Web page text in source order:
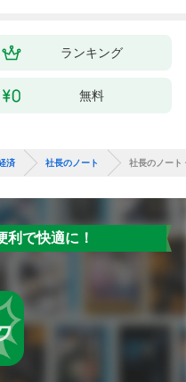
ランキング
無料
済 社長のノート 社長のノート
利で快適に！